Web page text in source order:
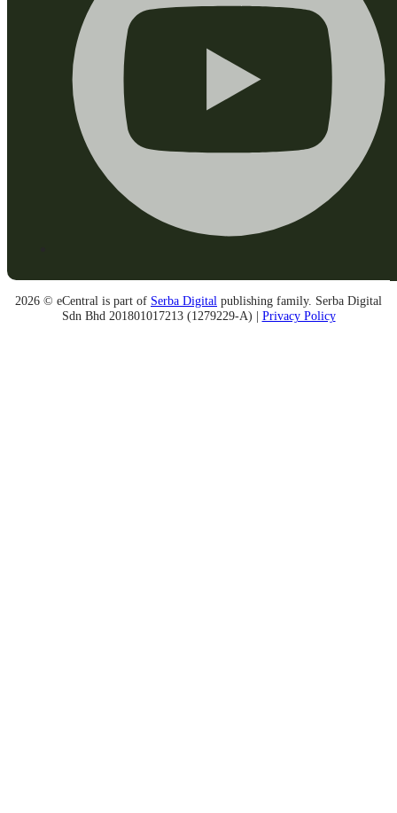
2026 © eCentral is part of Serba Digital publishing family. Serba Digital
Sdn Bhd 201801017213 (1279229-A) | Privacy Policy